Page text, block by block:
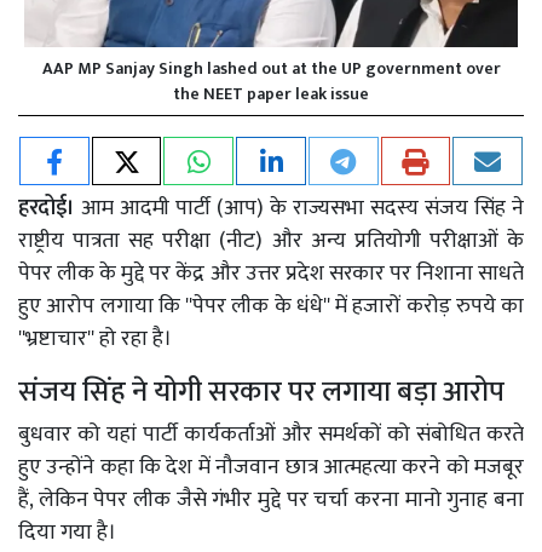
AAP MP Sanjay Singh lashed out at the UP government over
the NEET paper leak issue
हरदोई। आम आदमी पार्टी (आप) के राज्यसभा सदस्य संजय सिंह ने
राष्ट्रीय पात्रता सह परीक्षा (नीट) और अन्य प्रतियोगी परीक्षाओं के
पेपर लीक के मुद्दे पर केंद्र और उत्तर प्रदेश सरकार पर निशाना साधते
हुए आरोप लगाया कि ''पेपर लीक के धंधे'' में हजारों करोड़ रुपये का
''भ्रष्टाचार'' हो रहा है।
संजय सिंह ने योगी सरकार पर लगाया बड़ा आरोप
बुधवार को यहां पार्टी कार्यकर्ताओं और समर्थकों को संबोधित करते
हुए उन्होंने कहा कि देश में नौजवान छात्र आत्महत्या करने को मजबूर
हैं, लेकिन पेपर लीक जैसे गंभीर मुद्दे पर चर्चा करना मानो गुनाह बना
दिया गया है।